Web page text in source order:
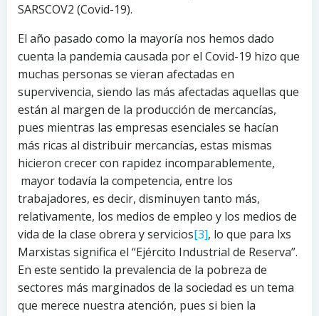
SARSCOV2 (Covid-19).
El año pasado como la mayoría nos hemos dado
cuenta la pandemia causada por el Covid-19 hizo que
muchas personas se vieran afectadas en
supervivencia, siendo las más afectadas aquellas que
están al margen de la producción de mercancías,
pues mientras las empresas esenciales se hacían
más ricas al distribuir mercancías, estas mismas
hicieron crecer con rapidez incomparablemente,
mayor todavía la competencia, entre los
trabajadores, es decir, disminuyen tanto más,
relativamente, los medios de empleo y los medios de
vida de la clase obrera y servicios[3], lo que para lxs
Marxistas significa el “Ejército Industrial de Reserva”.
En este sentido la prevalencia de la pobreza de
sectores más marginados de la sociedad es un tema
que merece nuestra atención, pues si bien la